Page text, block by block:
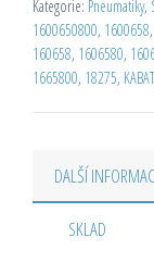
Kategorie: Pneumatiky,
1600650800, 1600658,
160658, 1606580,
1665800, 18275, KABAT
DALŠÍ
SKLAD